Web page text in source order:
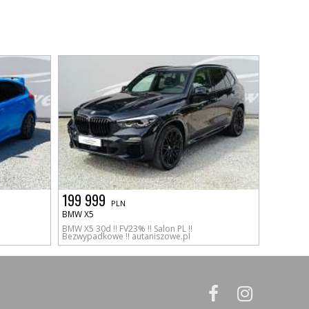
199 999 PLN
BMW X5
BMW X5 30d !! FV23% !! Salon PL !!
Bezwypadkowe !! autaniszowe.pl